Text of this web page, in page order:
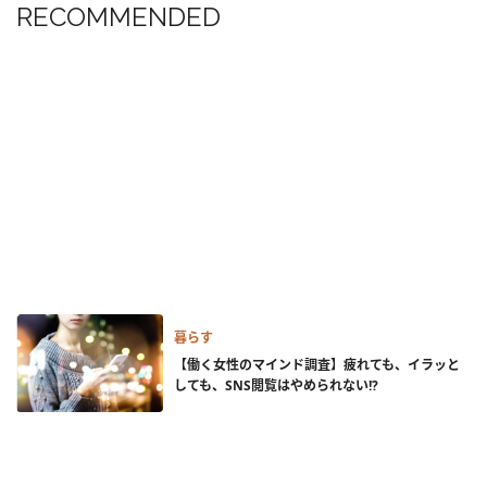
RECOMMENDED
暮らす
【働く女性のマインド調査】疲れても、イラッと
しても、SNS閲覧はやめられない!?